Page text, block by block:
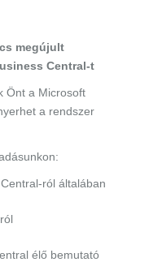
megújult
Central-t
Önt a Microsoft
a rendszer
ról általában
élő bemutató